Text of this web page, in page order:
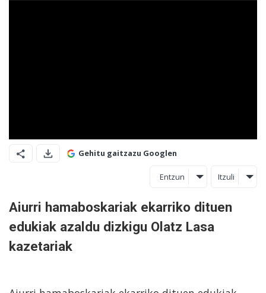
Gehitu gaitzazu Googlen
Entzun Itzuli
Aiurri hamaboskariak ekarriko dituen
edukiak azaldu dizkigu Olatz Lasa
kazetariak